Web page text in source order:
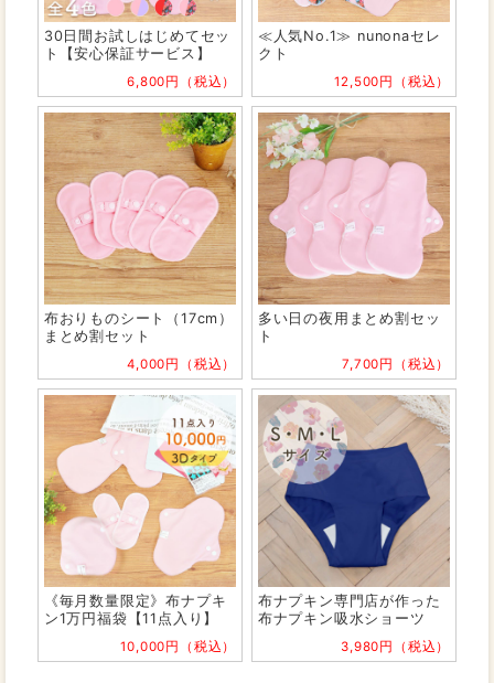
30日間お試しはじめてセッ
ト【安心保証サービス】
6,800円（税込）
≪人気No.1≫ nunonaセレ
クト
12,500円（税込）
布おりものシート（17cm）
まとめ割セット
4,000円（税込）
多い日の夜用まとめ割セッ
ト
7,700円（税込）
《毎月数量限定》布ナプキ
ン1万円福袋【11点入り】
10,000円（税込）
布ナプキン専門店が作った
布ナプキン吸水ショーツ
3,980円（税込）